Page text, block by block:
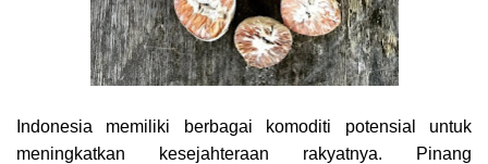
Indonesia memiliki berbagai komoditi potensial untuk
meningkatkan kesejahteraan rakyatnya. Pinang